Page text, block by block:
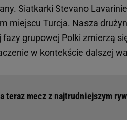
Siatkarki Stevano
miejscu Turcja. Nasza
grupowej Polki zmierzą
w kontekście dalszej
teraz mecz z najtrudniejszym